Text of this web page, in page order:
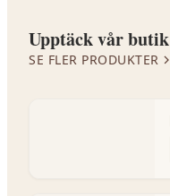
Upptäck vår butik
SE FLER PRODUKTER